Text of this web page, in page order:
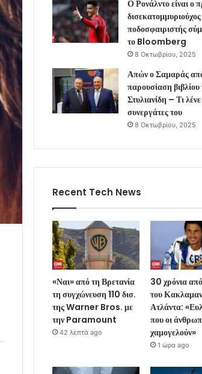
Ο Ρονάλντο είναι ο
δισεκατομμυριούχος
ποδοσφαιριστής
το Bloomberg
8 Οκτωβρίου, 2025
Απών ο Σαμαράς
παρουσίαση βιβλίου
Στυλιανίδη – Τι λένε
συνεργάτες του
8 Οκτωβρίου, 2025
Recent Tech News
«Ναι» από τη Βρετανία
τη συγχώνευση 110 δισ.
της Warner Bros. με
την Paramount
42 λεπτά ago
30 χρόνια
του
Ατλάντα:
που οι
χαμογελούν»
1 ώρα ago